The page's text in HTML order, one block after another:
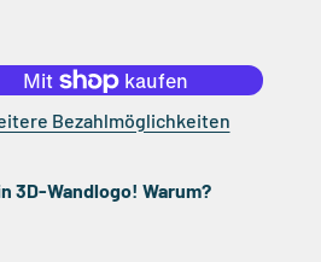
Bezahlmöglichkeiten
3D-Wandlogo! Warum?